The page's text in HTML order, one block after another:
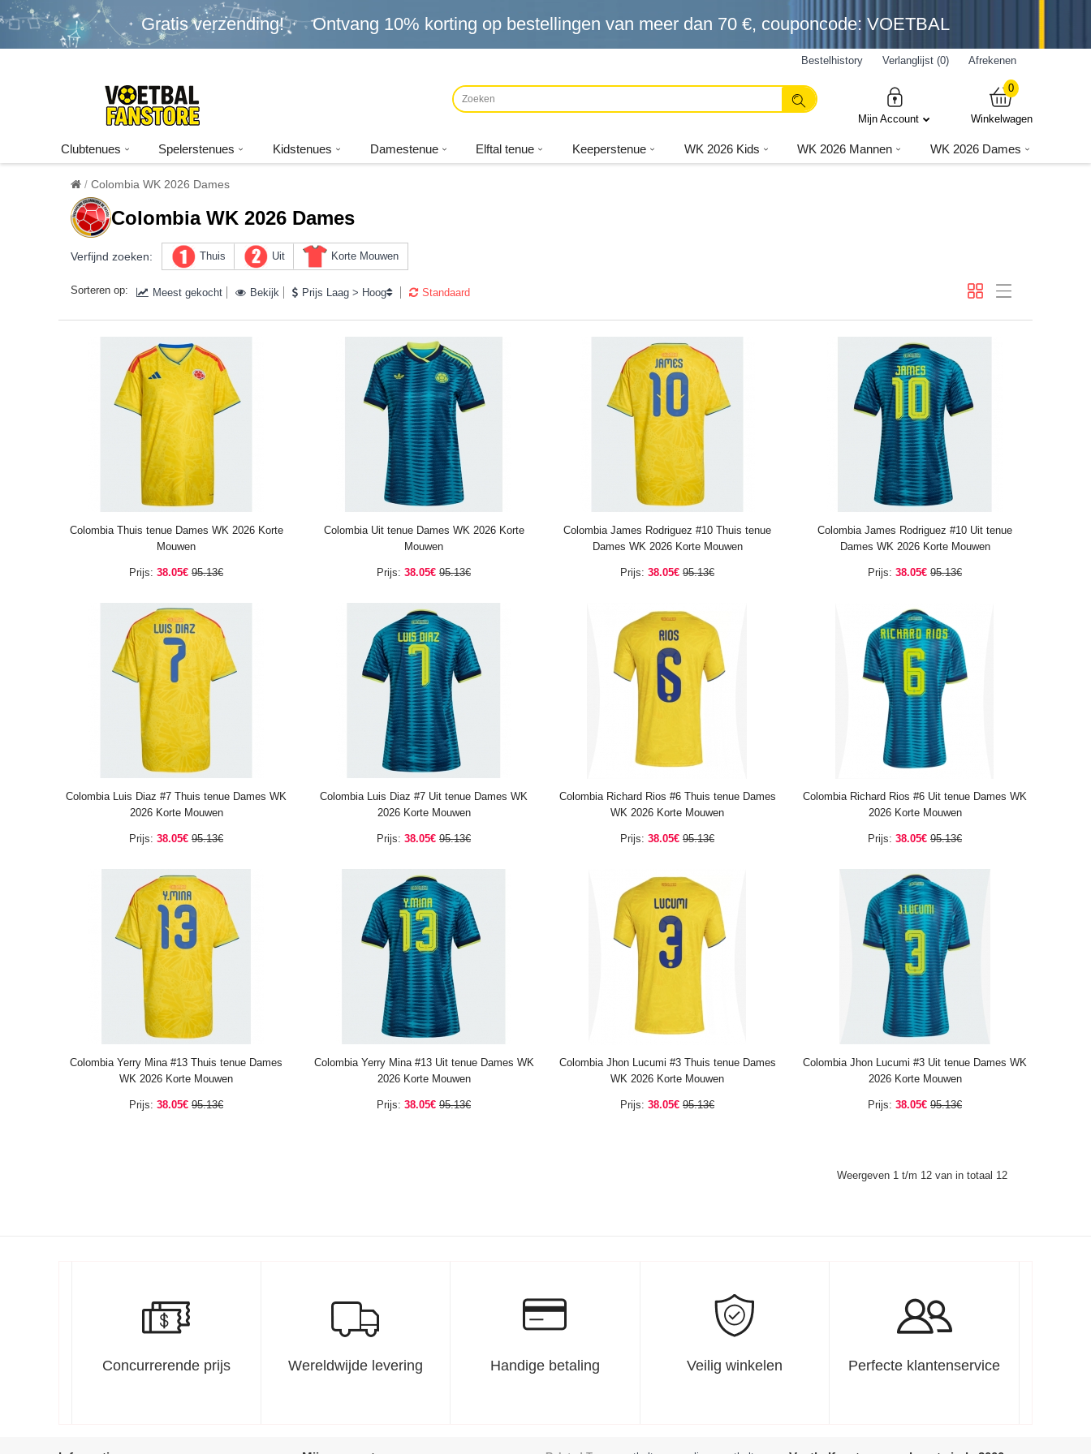
Gratis verzending! Ontvang 10% korting op bestellingen van meer dan 70 €, couponcode: VOETBAL
Bestelhistory Verlanglijst (0) Afrekenen
Mijn Account
0
Winkelwagen
Clubtenues Spelerstenues Kidstenues Damestenue Elftal tenue Keeperstenue WK 2026 Kids WK 2026 Mannen WK 2026 Dames
Colombia WK 2026 Dames
Colombia WK 2026 Dames
Verfijnd zoeken: Thuis Uit Korte Mouwen
Sorteren op: Meest gekocht Bekijk Prijs Laag > Hoog Standaard
Colombia Thuis tenue Dames WK 2026 Korte
Mouwen
Prijs: 38.05€ 95.13€
Colombia Uit tenue Dames WK 2026 Korte
Mouwen
Prijs: 38.05€ 95.13€
Colombia James Rodriguez #10 Thuis tenue
Dames WK 2026 Korte Mouwen
Prijs: 38.05€ 95.13€
Colombia James Rodriguez #10 Uit tenue
Dames WK 2026 Korte Mouwen
Prijs: 38.05€ 95.13€
Colombia Luis Diaz #7 Thuis tenue Dames WK
2026 Korte Mouwen
Prijs: 38.05€ 95.13€
Colombia Luis Diaz #7 Uit tenue Dames WK
2026 Korte Mouwen
Prijs: 38.05€ 95.13€
Colombia Richard Rios #6 Thuis tenue Dames
WK 2026 Korte Mouwen
Prijs: 38.05€ 95.13€
Colombia Richard Rios #6 Uit tenue Dames WK
2026 Korte Mouwen
Prijs: 38.05€ 95.13€
Colombia Yerry Mina #13 Thuis tenue Dames
WK 2026 Korte Mouwen
Prijs: 38.05€ 95.13€
Colombia Yerry Mina #13 Uit tenue Dames WK
2026 Korte Mouwen
Prijs: 38.05€ 95.13€
Colombia Jhon Lucumi #3 Thuis tenue Dames
WK 2026 Korte Mouwen
Prijs: 38.05€ 95.13€
Colombia Jhon Lucumi #3 Uit tenue Dames WK
2026 Korte Mouwen
Prijs: 38.05€ 95.13€
Weergeven 1 t/m 12 van in totaal 12
Concurrerende prijs Wereldwijde levering Handige betaling Veilig winkelen Perfecte klantenservice